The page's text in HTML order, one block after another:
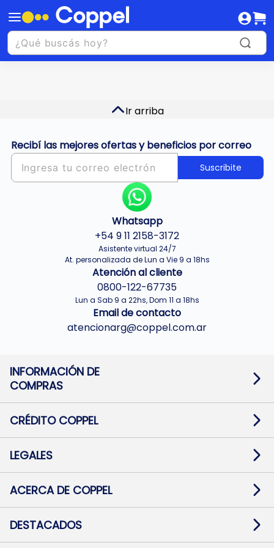
Ir arriba
Recibí las mejores ofertas y beneficios por correo
Suscribite
Whatsapp
+54 9 11 2158-3172
Asistente virtual 24/7
At. personalizada de Lun a Vie 9 a 18hs
Atención al cliente
0800-122-67735
Lun a Sab 9 a 22hs, Dom 11 a 18hs
Email de contacto
atencionarg@coppel.com.ar
INFORMACIÓN DE
COMPRAS
Términos y condiciones
Botón de arrepentimiento
Mapa de sitio
CRÉDITO COPPEL
Solicitar Crédito
Medios de Pago
Pago Fácil Online
LEGALES
Baja contratos
Defensa al consumidor CABA
ACERCA DE COPPEL
Trabajá con Nosotros
Preguntas Frecuentes
DESTACADOS